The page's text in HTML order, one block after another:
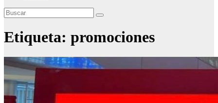
Etiqueta: promociones